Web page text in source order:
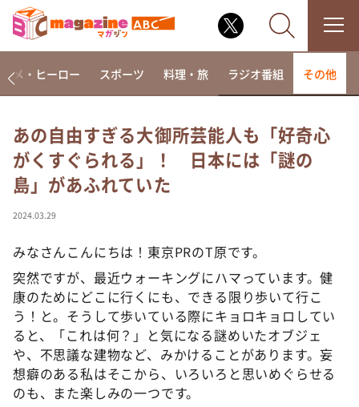
なるみ・岡村の過ぎるTV
相席食堂
これ余談なんですけど・・・
て真剣です
探偵！ナイトスクープ
news おかえり
河合＆A.B.C-Z塚田×福井アナ「なんでやねん！？」
（news おかえり）
DAIGOも台所 ～きょうの献立 何にする？～
本日はダイアンなり！シーズン２
メ・ヒーロー スポーツ 料理・旅 ラジオ番組 その他
あの自由すぎる大御所芸能人も「好奇心
がくすぐられる」！ 日本には「謎の
島」があふれていた
2024.03.29
みなさんこんにちは！東京PRのT原です。
突然ですが、最近ウォーキングにハマっています。健
康のためにどこに行くにも、できる限り歩いて行こ
う！と。そうして歩いている際にキョロキョロしてい
ると、「これは何？」と気になる謎めいたオブジェ
や、不思議な建物など、みかけることがあります。妄
想癖のある私はそこから、いろいろと思いめぐらせる
のも、また楽しみの一つです。